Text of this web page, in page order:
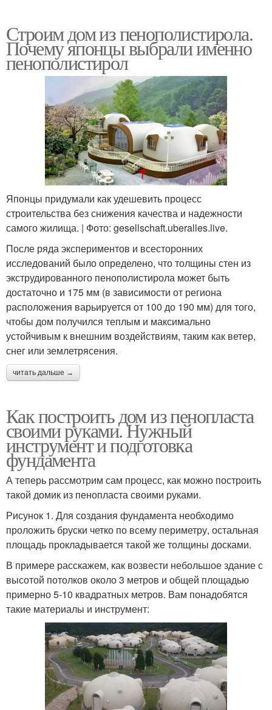
Строим дом из пенополистирола.
Почему японцы выбрали именно
пенополистирол
Японцы придумали как удешевить процесс
строительства без снижения качества и надежности
самого жилища. | Фото: gesellschaft.uberalles.live.
После ряда экспериментов и всесторонних
исследований было определено, что толщины стен из
экструдированного пенополистирола может быть
достаточно и 175 мм (в зависимости от региона
расположения варьируется от 100 до 190 мм) для того,
чтобы дом получился теплым и максимально
устойчивым к внешним воздействиям, таким как ветер,
снег или землетрясения.
читать дальше →
Как построить дом из пенопласта
своими руками. Нужный
инструмент и подготовка
фундамента
А теперь рассмотрим сам процесс, как можно построить
такой домик из пенопласта своими руками.
Рисунок 1. Для создания фундамента необходимо
проложить бруски четко по всему периметру, остальная
площадь прокладывается такой же толщины досками.
В примере расскажем, как возвести небольшое здание с
высотой потолков около 3 метров и общей площадью
примерно 5-10 квадратных метров. Вам понадобятся
такие материалы и инструмент: